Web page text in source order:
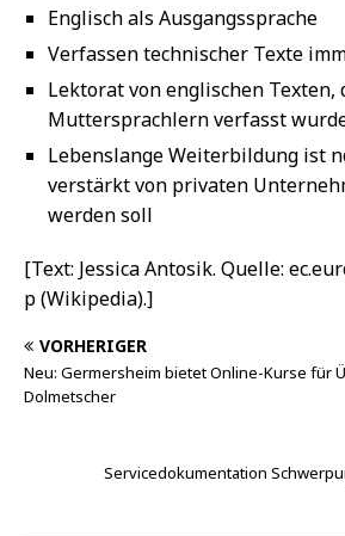
Englisch als Ausgangssprache
Verfassen technischer Texte
Lektorat von englischen Texten,
Muttersprachlern verfasst
Lebenslange Weiterbildung ist
verstärkt von privaten
werden soll
[Text: Jessica Antosik. Quelle:
p (Wikipedia).]
VORHERIGER
Neu: Germersheim bietet Online-Kurse für
Dolmetscher
Servicedokumentation